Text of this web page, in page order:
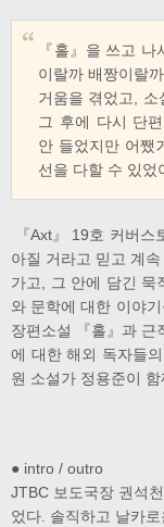
『홀』을 쓰고
이랄까 배짱이랄
거움을 겪었고, 소
그 후에 다시 단
안 들었지만 어쨌
선을 다할 수 있었
『Axt』 19호 커버스
아질 거라고 믿고 계
가고, 그 안에 담긴 묵
와 문학에 대한 이야
장편소설 『홀』과 근
에 대한 해외 독자들
원 소설가 정용준이 함
● intro / outro
JTBC 보도국장 권석
었다. 솔직하고 날카